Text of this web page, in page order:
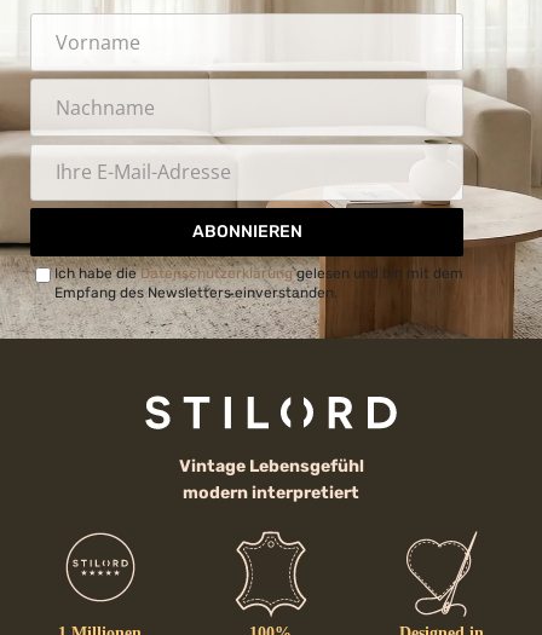
ABONNIEREN
Ich habe dieDatenschutzerklärunggelesen und bin mit dem
Empfang des Newsletters einverstanden.
Vintage Lebensgefühl
modern interpretiert